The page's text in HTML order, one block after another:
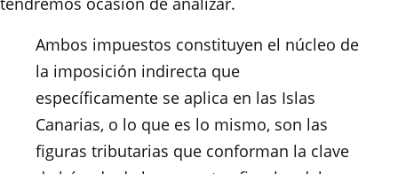
Ambos impuestos constituyen el núcleo de
la imposición indirecta que
específicamente se aplica en las Islas
Canarias, o lo que es lo mismo, son las
figuras tributarias que conforman la clave